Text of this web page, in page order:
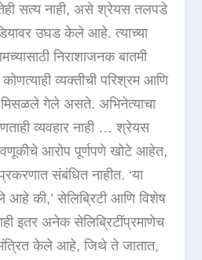
सत्य नाही, असे श्रेयस तलपडे
उघड केले आहे. त्याच्या
निराशाजनक बातमी
व्यक्तीची परिश्रम आणि
मिसळले गेले असते. अभिनेत्याचा
व्यवहार नाही … श्रेयस
आरोप पूर्णपणे खोटे आहेत,
संबंधित नाहीत. ‘या
आहे की,’ सेलिब्रिटी आणि विशेष
इतर अनेक सेलिब्रिटींप्रमाणेच
केले आहे, जिथे ते जातात,